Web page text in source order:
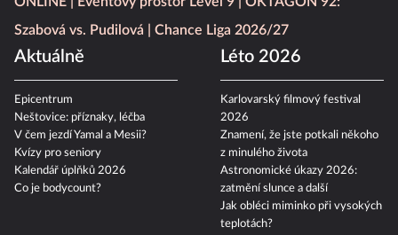
Szabová vs. Pudilová
Chance Liga 2026/27
Aktuálně
Epicentrum
Neštovice: příznaky, léčba
V čem jezdí Yamal a Mesii?
Kvízy pro seniory
Kalendář úplňků 2026
Co je bodycount?
Léto 2026
Karlovarský filmový festival
2026
Znamení, že jste potkali někoho
z minulého života
Astronomické úkazy 2026:
zatmění slunce a další
Jak obléci miminko při vysokých
teplotách?